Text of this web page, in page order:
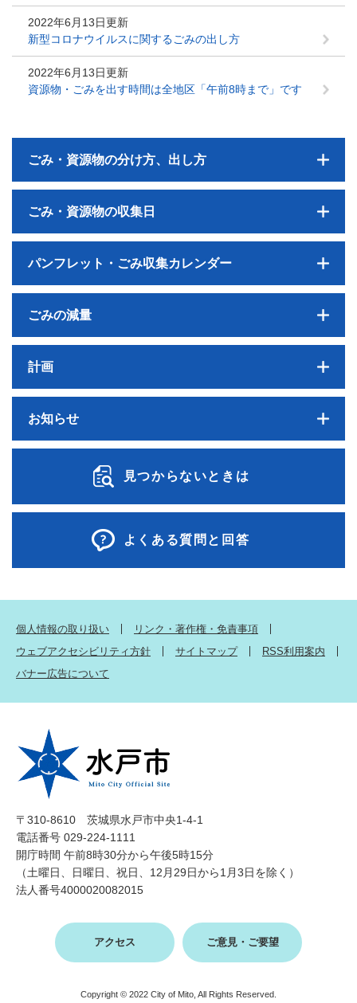
2022年6月13日更新
新型コロナウイルスに関するごみの出し方
2022年6月13日更新
資源物・ごみを出す時間は全地区「午前8時まで」です
ごみ・資源物の分け方、出し方
ごみ・資源物の収集日
パンフレット・ごみ収集カレンダー
ごみの減量
計画
お知らせ
見つからないときは
よくある質問と回答
個人情報の取り扱い
リンク・著作権・免責事項
ウェブアクセシビリティ方針
サイトマップ
RSS利用案内
バナー広告について
〒310-8610 茨城県水戸市中央1-4-1
電話番号 029-224-1111
開庁時間 午前8時30分から午後5時15分
（土曜日、日曜日、祝日、12月29日から1月3日を除く）
法人番号4000020082015
アクセス ご意見・ご要望
Copyright © 2022 City of Mito, All Rights Reserved.